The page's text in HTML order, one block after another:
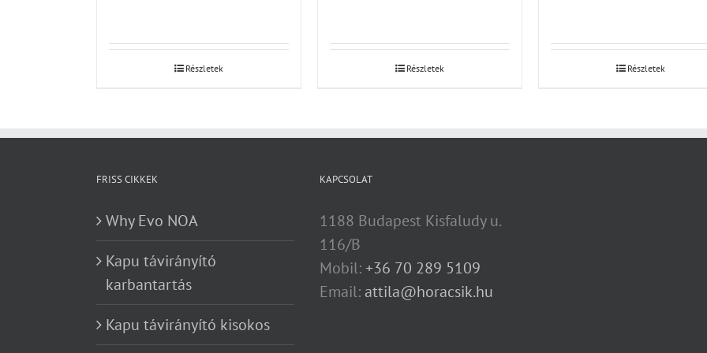
Részletek Részletek Részletek
FRISS CIKKEK
Why Evo NOA
Kapu távirányító
karbantartás
Kapu távirányító kisokos
KAPCSOLAT
1188 Budapest Kisfaludy u.
116/B
Mobil:+36 70 289 5109
Email: attila@horacsik.hu